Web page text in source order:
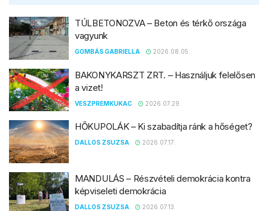
TÚLBETONOZVA – Beton és térkő országa
vagyunk
GOMBÁS GABRIELLA 2026.08.05.
BAKONYKARSZT ZRT. – Használjuk felelősen
a vizet!
VESZPREMKUKAC 2026.07.29.
HŐKUPOLÁK – Ki szabadítja ránk a hőséget?
DALLOS ZSUZSA 2026.07.17.
MANDULÁS – Részvételi demokrácia kontra
képviseleti demokrácia
DALLOS ZSUZSA 2026.07.13.